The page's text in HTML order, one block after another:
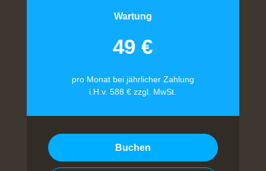
Wartung
49 €
pro Monat bei jährlicher Zahlung
i.H.v. 588 € zzgl. MwSt.
Buchen